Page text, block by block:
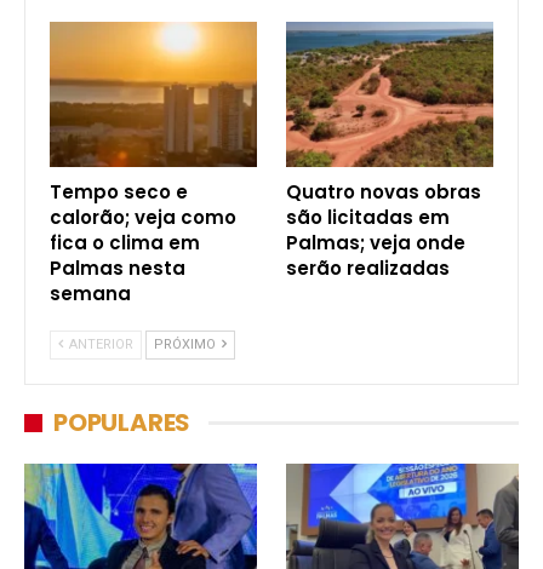
Tempo seco e
calorão; veja como
fica o clima em
Palmas nesta
semana
Quatro novas obras
são licitadas em
Palmas; veja onde
serão realizadas
ANTERIOR PRÓXIMO
POPULARES